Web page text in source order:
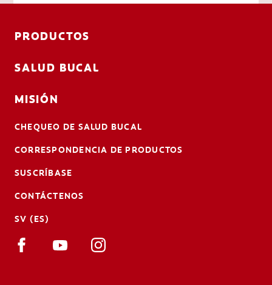
PRODUCTOS
SALUD BUCAL
MISIÓN
CHEQUEO DE SALUD BUCAL
CORRESPONDENCIA DE PRODUCTOS
SUSCRÍBASE
CONTÁCTENOS
SV (ES)